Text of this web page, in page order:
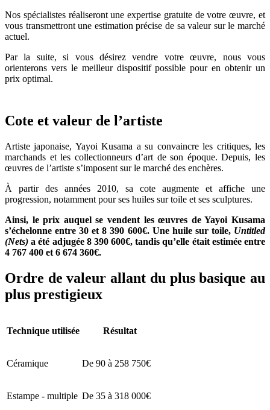
Nos spécialistes réaliseront une expertise gratuite de votre œuvre, et
vous transmettront une estimation précise de sa valeur sur le marché
actuel.
Par la suite, si vous désirez vendre votre œuvre, nous vous
orienterons vers le meilleur dispositif possible pour en obtenir un
prix optimal.
Cote et valeur de l’artiste
Artiste japonaise, Yayoi Kusama a su convaincre les critiques, les
marchands et les collectionneurs d’art de son époque. Depuis, les
œuvres de l’artiste s’imposent sur le marché des enchères.
À partir des années 2010, sa cote augmente et affiche une
progression, notamment pour ses huiles sur toile et ses sculptures.
Ainsi, le prix auquel se vendent les œuvres de Yayoi Kusama
s’échelonne entre 30 et 8 390 600€. Une huile sur toile, Untitled
(Nets) a été adjugée 8 390 600€, tandis qu’elle était estimée entre
4 767 400 et 6 674 360€.
Ordre de valeur allant du plus basique au
plus prestigieux
Technique utilisée Résultat
Céramique De 90 à 258 750€
Estampe - multiple De 35 à 318 000€